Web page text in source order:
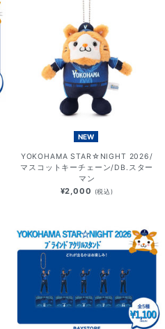
NEW
YOKOHAMA STAR☆NIGHT 2026/
マスコットキーチェーン/DB.スター
マン
¥2,000 (税込)